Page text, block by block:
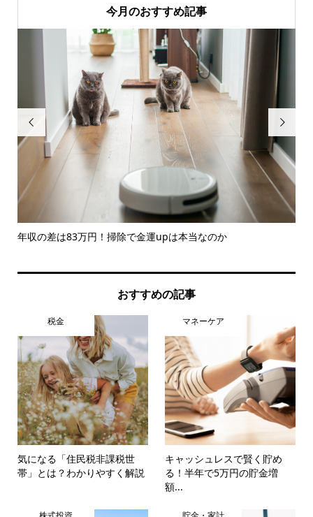
今月のおすすめ記事

年収の差は83万円！掃除で金運upは本当なのか

おすすめの記事
税金
気になる「住民税非課税世
帯」とは？わかりやすく解説
マネーケア
キャッシュレスで賢く貯め
る！半年で5万円の貯金増
額...